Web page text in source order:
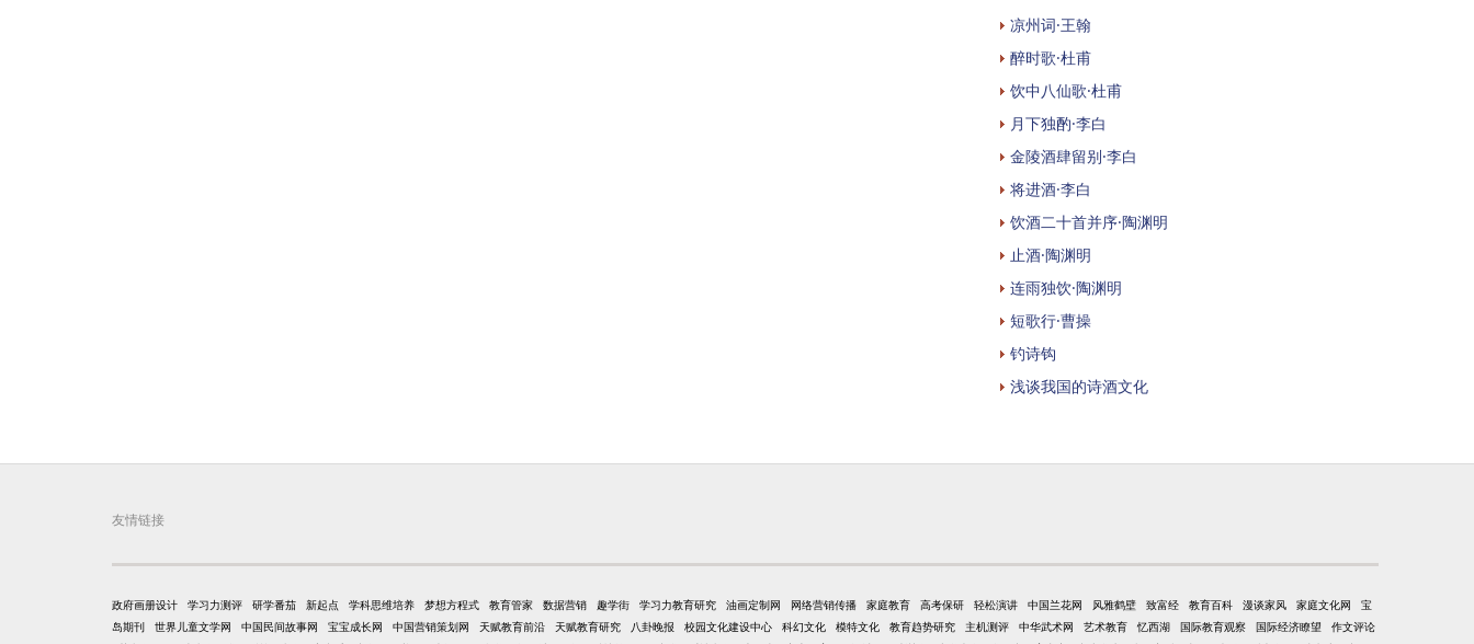
凉州词·王翰
醉时歌·杜甫
饮中八仙歌·杜甫
月下独酌·李白
金陵酒肆留别·李白
将进酒·李白
饮酒二十首并序·陶渊明
止酒·陶渊明
连雨独饮·陶渊明
短歌行·曹操
钓诗钩
浅谈我国的诗酒文化
友情链接
政府画册设计 学习力测评 研学番茄 新起点 学科思维培养 梦想方程式 教育管家 数据营销 趣学街 学习力教育研究 油画定制网 网络营销传播 家庭教育 高考保研 轻松演讲 中国兰花网 风雅鹤壁 致富经 教育百科 漫谈家风 家庭文化网
宝
岛期刊
世界儿童文学网 中国民间故事网 宝宝成长网 中国营销策划网 天赋教育前沿 天赋教育研究 八卦晚报 校园文化建设中心 科幻文化 模特文化 教育趋势研究 主机测评 中华武术网 艺术教育 忆西湖 国际教育观察 国际经济瞭望
作文评论